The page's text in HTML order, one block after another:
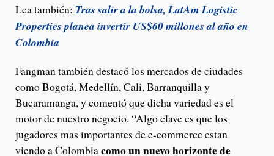
Lea también: Tras salir a la bolsa, LatAm Logistic
Properties planea invertir US$60 millones al año en
Colombia
Fangman también destacó los mercados de ciudades
como Bogotá, Medellín, Cali, Barranquilla y
Bucaramanga, y comentó que dicha variedad es el
motor de nuestro negocio. “Algo clave es que los
jugadores mas importantes de e-commerce estan
viendo a Colombiacomo un nuevo horizonte de